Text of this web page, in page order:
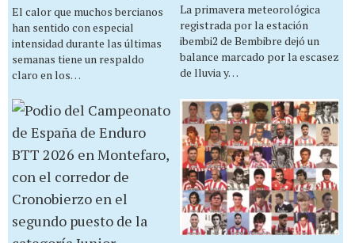
El calor que muchos bercianos
han sentido con especial
intensidad durante las últimas
semanas tiene un respaldo
claro en los…
La primavera meteorológica
registrada por la estación
ibembi2 de Bembibre dejó un
balance marcado por la escasez
de lluvia y…